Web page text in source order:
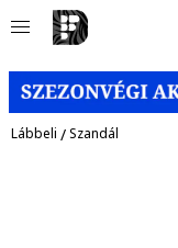
Lábbeli /Szandál